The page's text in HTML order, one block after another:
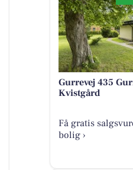
Gurrevej 435
Kvistgård
Få gratis
bolig ›